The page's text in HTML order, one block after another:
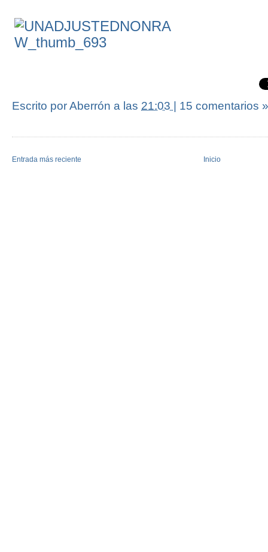
Escrito por Aberrón a las 21:03 | 15 comentarios »
Entrada más reciente Inicio